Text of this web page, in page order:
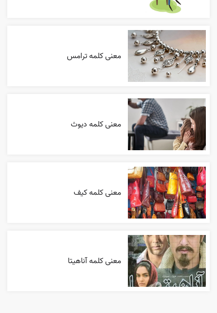
معنی کلمه ترامس
معنی کلمه دیوث
معنی کلمه کیف
معنی کلمه آناهیتا